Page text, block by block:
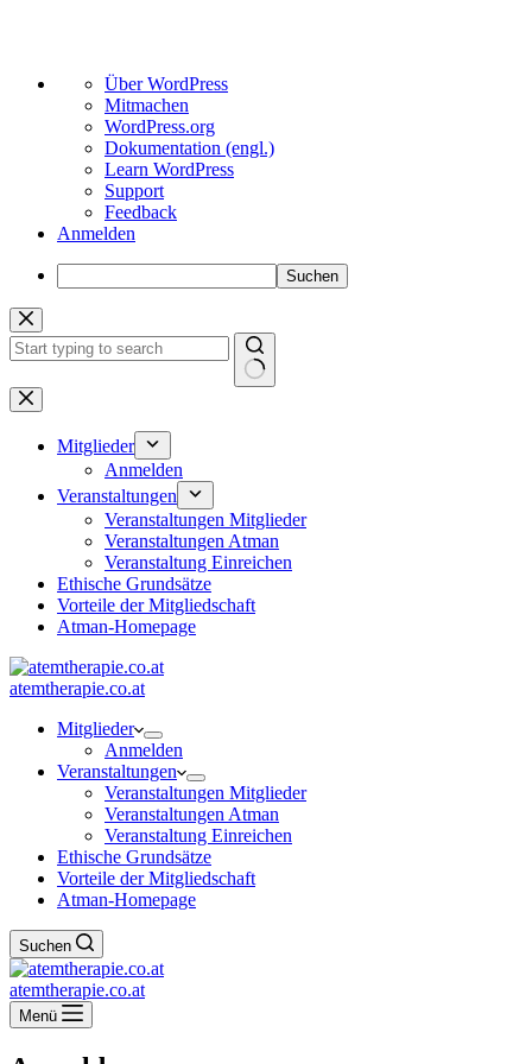
Über
WordPress
Über WordPress
Mitmachen
WordPress.org
Dokumentation (engl.)
Learn WordPress
Support
Feedback
Anmelden
Suchen
Zum
Inhalt
springen
Keine
Ergebnisse
Mitglieder
Anmelden
Veranstaltungen
Veranstaltungen Mitglieder
Veranstaltungen Atman
Veranstaltung Einreichen
Ethische Grundsätze
Vorteile der Mitgliedschaft
Atman-Homepage
atemtherapie.co.at
Mitglieder
Anmelden
Veranstaltungen
Veranstaltungen Mitglieder
Veranstaltungen Atman
Veranstaltung Einreichen
Ethische Grundsätze
Vorteile der Mitgliedschaft
Atman-Homepage
Suchen
atemtherapie.co.at
Menü